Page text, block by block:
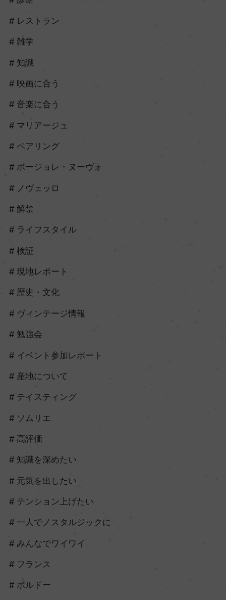
レストラン
雑学
知識
映画に合う
音楽に合う
マリアージュ
ペアリング
ボージョレ・ヌーヴォ
ノヴェッロ
解禁
ライフスタイル
検証
現地レポート
歴史・文化
ヴィンテージ情報
勉強会
イベント参加レポート
産地について
テイスティング
ソムリエ
高評価
知識を深めたい
元気を出したい
テンション上げたい
一人でノスタルジックに
みんなでワイワイ
フランス
ボルドー